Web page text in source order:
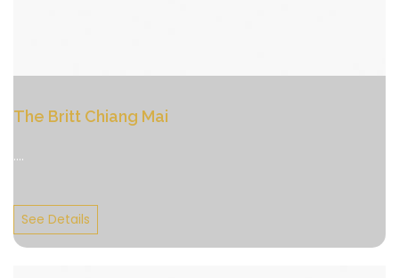
The Britt Chiang Mai
....
See Details